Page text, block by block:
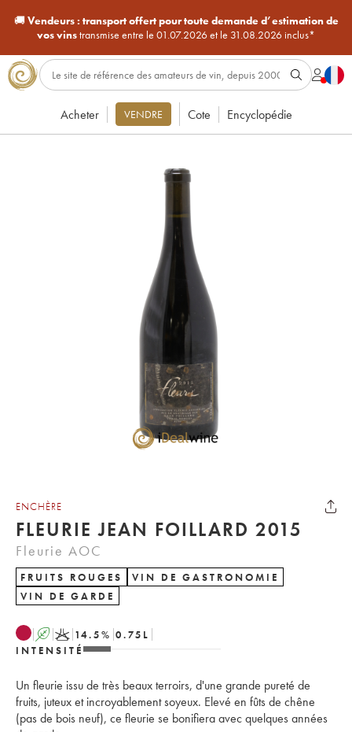
🚚Vendeurs : transport offert pour toute demande d’estimation de
vos vinstransmise entre le 01.07.2026 et le 31.08.2026 inclus*
Acheter VENDRE Cote Encyclopédie
ENCHÈRE
FLEURIE JEAN FOILLARD 2015
Fleurie AOC
FRUITS ROUGES
VIN DE GASTRONOMIE
VIN DE GARDE
A K 14.5% 0.75 L
INTENSITÉ
Un fleurie issu de très beaux terroirs, d'une grande pureté de
fruits, juteux et incroyablement soyeux. Elevé en fûts de chêne
(pas de bois neuf), ce fleurie se bonifiera avec quelques années